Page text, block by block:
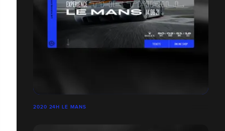
2020 24H LE MANS